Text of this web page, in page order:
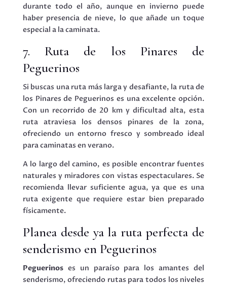
durante todo el año, aunque en invierno puede
haber presencia de nieve, lo que añade un toque
especial a la caminata.
7. Ruta de los Pinares de
Peguerinos
Si buscas una ruta más larga y desafiante, la ruta de
los Pinares de Peguerinos es una excelente opción.
Con un recorrido de 20 km y dificultad alta, esta
ruta atraviesa los densos pinares de la zona,
ofreciendo un entorno fresco y sombreado ideal
para caminatas en verano.
A lo largo del camino, es posible encontrar fuentes
naturales y miradores con vistas espectaculares. Se
recomienda llevar suficiente agua, ya que es una
ruta exigente que requiere estar bien preparado
físicamente.
Planea desde ya la ruta perfecta de
senderismo en Peguerinos
Peguerinos es un paraíso para los amantes del
senderismo, ofreciendo rutas para todos los niveles